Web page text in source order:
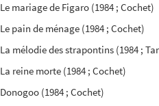
Le mariage de Figaro (1984 ; Cochet)
Le pain de ménage (1984 ; Cochet)
La mélodie des strapontins (1984 ;
La reine morte (1984 ; Cochet)
Donogoo (1984 ; Cochet)